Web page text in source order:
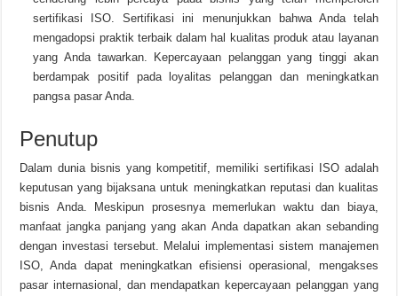
sertifikasi ISO. Sertifikasi ini menunjukkan bahwa Anda telah
mengadopsi praktik terbaik dalam hal kualitas produk atau layanan
yang Anda tawarkan. Kepercayaan pelanggan yang tinggi akan
berdampak positif pada loyalitas pelanggan dan meningkatkan
pangsa pasar Anda.
Penutup
Dalam dunia bisnis yang kompetitif, memiliki sertifikasi ISO adalah
keputusan yang bijaksana untuk meningkatkan reputasi dan kualitas
bisnis Anda. Meskipun prosesnya memerlukan waktu dan biaya,
manfaat jangka panjang yang akan Anda dapatkan akan sebanding
dengan investasi tersebut. Melalui implementasi sistem manajemen
ISO, Anda dapat meningkatkan efisiensi operasional, mengakses
pasar internasional, dan mendapatkan kepercayaan pelanggan yang